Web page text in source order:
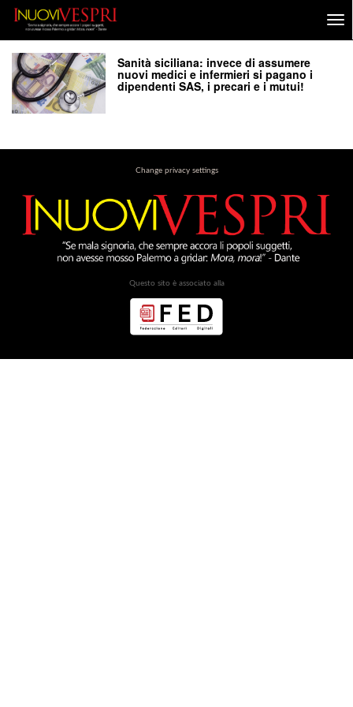
Sanità siciliana: invece di assumere
nuovi medici e infermieri si pagano i
dipendenti SAS, i precari e i mutui!
Change privacy settings
Questo sito è associato alla